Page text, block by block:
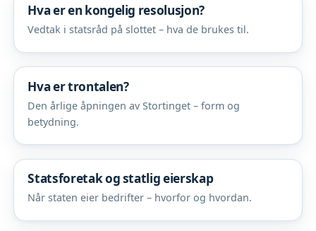
Hva er en kongelig resolusjon?
Vedtak i statsråd på slottet – hva de brukes til.
Hva er trontalen?
Den årlige åpningen av Stortinget – form og
betydning.
Statsforetak og statlig eierskap
Når staten eier bedrifter – hvorfor og hvordan.